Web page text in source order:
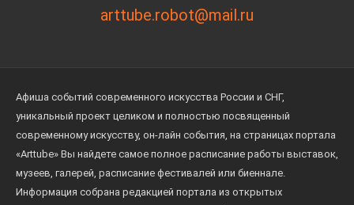
arttube.robot@mail.ru
Афиша событий современного искусства России и СНГ,
уникальный проект целиком и полностью посвященный
современному искусству, он-лайн события, на страницах портала
«Arttube» Вы найдете самое полное расписание работы выставок,
музеев, галерей, расписание фестивалей или биеннале.
Информация собрана редакцией портала из открытых